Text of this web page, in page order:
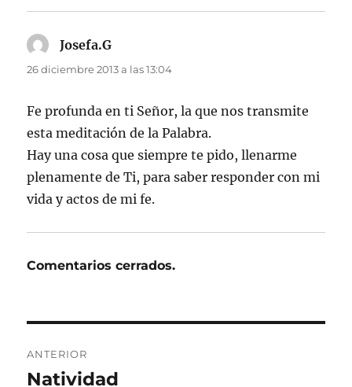
Josefa.G
26 diciembre 2013 a las 13:04
Fe profunda en ti Señor, la que nos transmite
esta meditación de la Palabra.
Hay una cosa que siempre te pido, llenarme
plenamente de Ti, para saber responder con mi
vida y actos de mi fe.
Comentarios cerrados.
de
ANTERIOR
Entrada
Natividad